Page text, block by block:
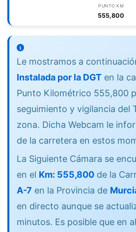
PUNTO KM
555,800
Le mostramos a
Instalada por la DGT en la
Punto Kilométrico 555,800
seguimiento y vigilancia del
zona. Dicha Webcam le
de la carretera en estos
La Siguiente Cámara se
en el Km: 555,800 de la
A-7 en la Provincia de
en directo aunque se
minutos. Es posible que en